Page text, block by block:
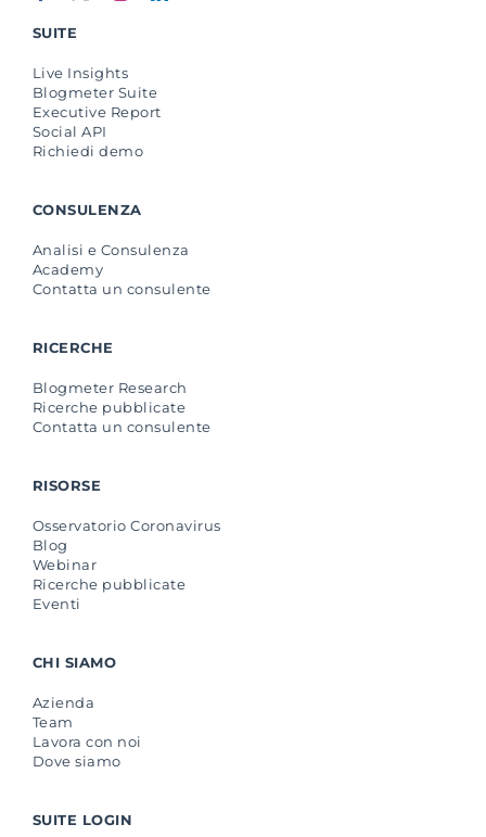
SUITE
Live Insights
Blogmeter Suite
Executive Report
Social API
Richiedi demo
CONSULENZA
Analisi e Consulenza
Academy
Contatta un consulente
RICERCHE
Blogmeter Research
Ricerche pubblicate
Contatta un consulente
RISORSE
Osservatorio Coronavirus
Blog
Webinar
Ricerche pubblicate
Eventi
CHI SIAMO
Azienda
Team
Lavora con noi
Dove siamo
SUITE LOGIN